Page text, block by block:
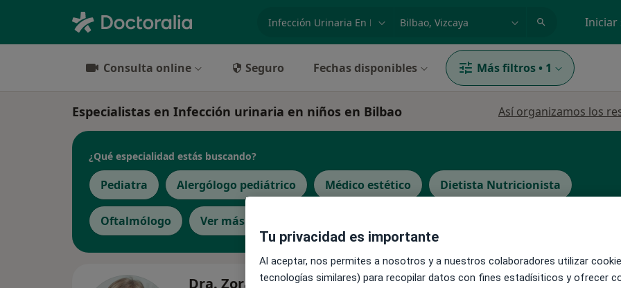
especialidad, enfermedad o nombre Iniciar
Consulta online Seguro Fechas disponibles Más filtros • 1
Especialistas en Infección urinaria en niños en Bilbao Así organizamos los
¿Qué especialidad estás buscando?
Pediatra Alergólogo pediátrico Médico estético Dietista Nutricionista
Oftalmólogo Ver más
Dra. Zoraida Rubio
La reserva de cita online no está
Tu privacidad es importante
Al aceptar, nos permites a nosotros y a nuestros colaboradores utilizar
tecnologías similares) para recopilar datos con fines estadísiticos y ofrecer